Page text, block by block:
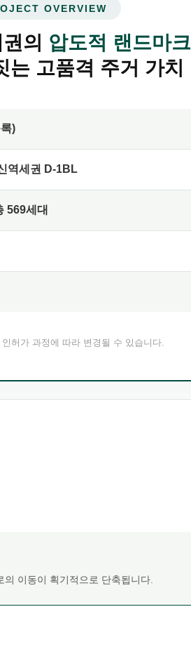
OVERVIEW
의 압도적 랜드마크
는 고품격 주거 가치
)
역세권 D-1BL
569세대
허가 과정에 따라 변경될 수 있습니다.
이동이 획기적으로 단축됩니다.